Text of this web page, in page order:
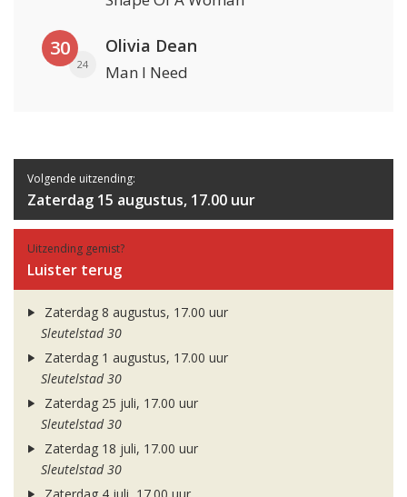
30
24
Olivia Dean
Man I Need
Volgende uitzending:
Zaterdag 15 augustus, 17.00 uur
Uitzending gemist?
Luister terug
Zaterdag 8 augustus, 17.00 uur
Sleutelstad 30
Zaterdag 1 augustus, 17.00 uur
Sleutelstad 30
Zaterdag 25 juli, 17.00 uur
Sleutelstad 30
Zaterdag 18 juli, 17.00 uur
Sleutelstad 30